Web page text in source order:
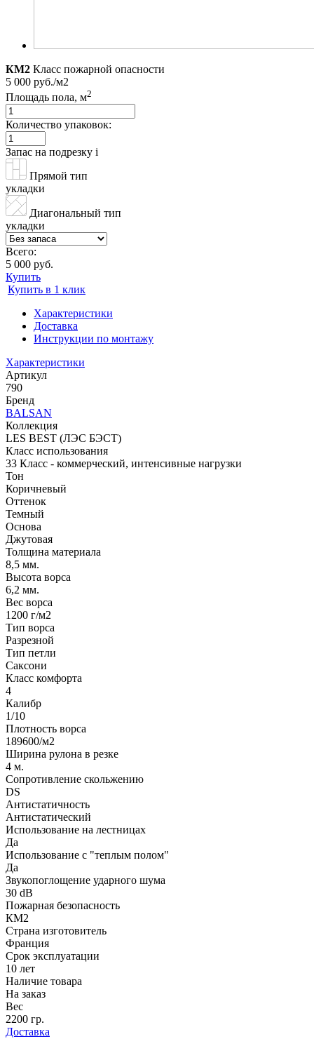
КМ2 Класс пожарной опасности
5 000 руб./м2
Площадь пола, м2
Количество упаковок:
Запас на подрезку i
Прямой тип
укладки
Диагональный тип
укладки
Всего:
5 000 руб.
Купить
Купить в 1 клик
Характеристики
Доставка
Инструкции по монтажу
Характеристики
Артикул
790
Бренд
BALSAN
Коллекция
LES BEST (ЛЭС БЭСТ)
Класс использования
33 Класс - коммерческий, интенсивные нагрузки
Тон
Коричневый
Оттенок
Темный
Основа
Джутовая
Толщина материала
8,5 мм.
Высота ворса
6,2 мм.
Вес ворса
1200 г/м2
Тип ворса
Разрезной
Тип петли
Саксони
Класс комфорта
4
Калибр
1/10
Плотность ворса
189600/м2
Ширина рулона в резке
4 м.
Сопротивление скольжению
DS
Антистатичность
Антистатический
Использование на лестницах
Да
Использование с "теплым полом"
Да
Звукопоглощение ударного шума
30 dB
Пожарная безопасность
КМ2
Страна изготовитель
Франция
Срок эксплуатации
10 лет
Наличие товара
На заказ
Вес
2200 гр.
Доставка